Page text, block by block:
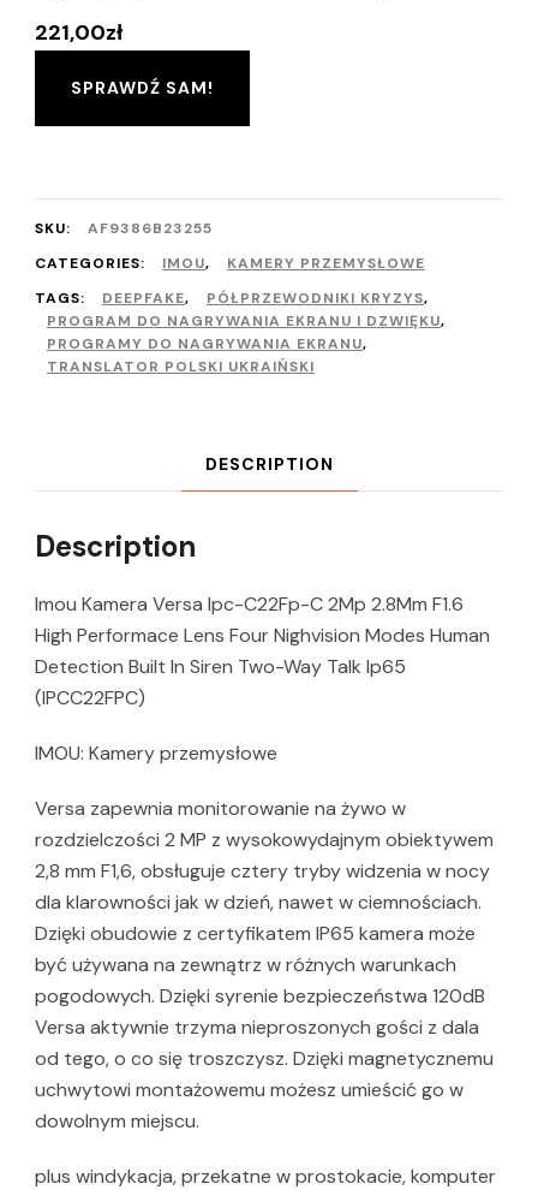
221,00zł
SPRAWDŹ SAM!
SKU:
AF9386B23255
CATEGORIES:
IMOU,
KAMERY PRZEMYSŁOWE
TAGS:
DEEPFAKE, PÓŁPRZEWODNIKI KRYZYS,
PROGRAM DO NAGRYWANIA EKRANU I DZWIĘKU,
PROGRAMY DO NAGRYWANIA EKRANU,
TRANSLATOR POLSKI UKRAIŃSKI
DESCRIPTION
Description
Imou Kamera Versa Ipc-C22Fp-C 2Mp 2.8Mm F1.6
High Performace Lens Four Nighvision Modes Human
Detection Built In Siren Two-Way Talk Ip65
(IPCC22FPC)
IMOU: Kamery przemysłowe
Versa zapewnia monitorowanie na żywo w
rozdzielczości 2 MP z wysokowydajnym obiektywem
2,8 mm F1,6, obsługuje cztery tryby widzenia w nocy
dla klarowności jak w dzień, nawet w ciemnościach.
Dzięki obudowie z certyfikatem IP65 kamera może
być używana na zewnątrz w różnych warunkach
pogodowych. Dzięki syrenie bezpieczeństwa 120dB
Versa aktywnie trzyma nieproszonych gości z dala
od tego, o co się troszczysz. Dzięki magnetycznemu
uchwytowi montażowemu możesz umieścić go w
dowolnym miejscu.
plus windykacja, przekatne w prostokacie, komputer